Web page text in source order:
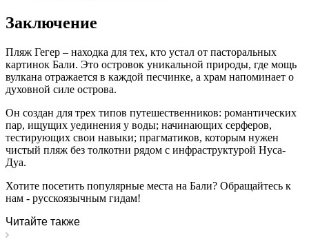
Заключение
Пляж Гегер – находка для тех, кто устал от пасторальных
картинок Бали. Это островок уникальной природы, где мощь
вулкана отражается в каждой песчинке, а храм напоминает о
духовной силе острова.
Он создан для трех типов путешественников: романтических
пар, ищущих уединения у воды; начинающих серферов,
тестирующих свои навыки; прагматиков, которым нужен
чистый пляж без толкотни рядом с инфраструктурой Нуса-
Дуа.
Хотите посетить популярные места на Бали? Обращайтесь к
нам - русскоязычным гидам!
Читайте также